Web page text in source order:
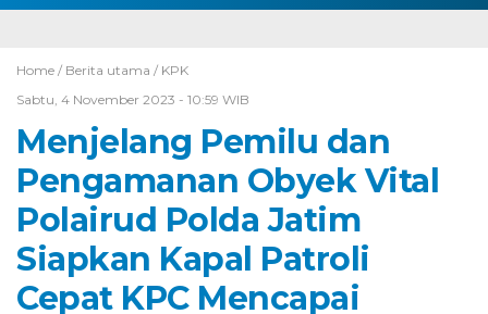
Home / Berita utama / KPK
Sabtu, 4 November 2023 - 10:59 WIB
Menjelang Pemilu dan
Pengamanan Obyek Vital
Polairud Polda Jatim
Siapkan Kapal Patroli
Cepat KPC Mencapai